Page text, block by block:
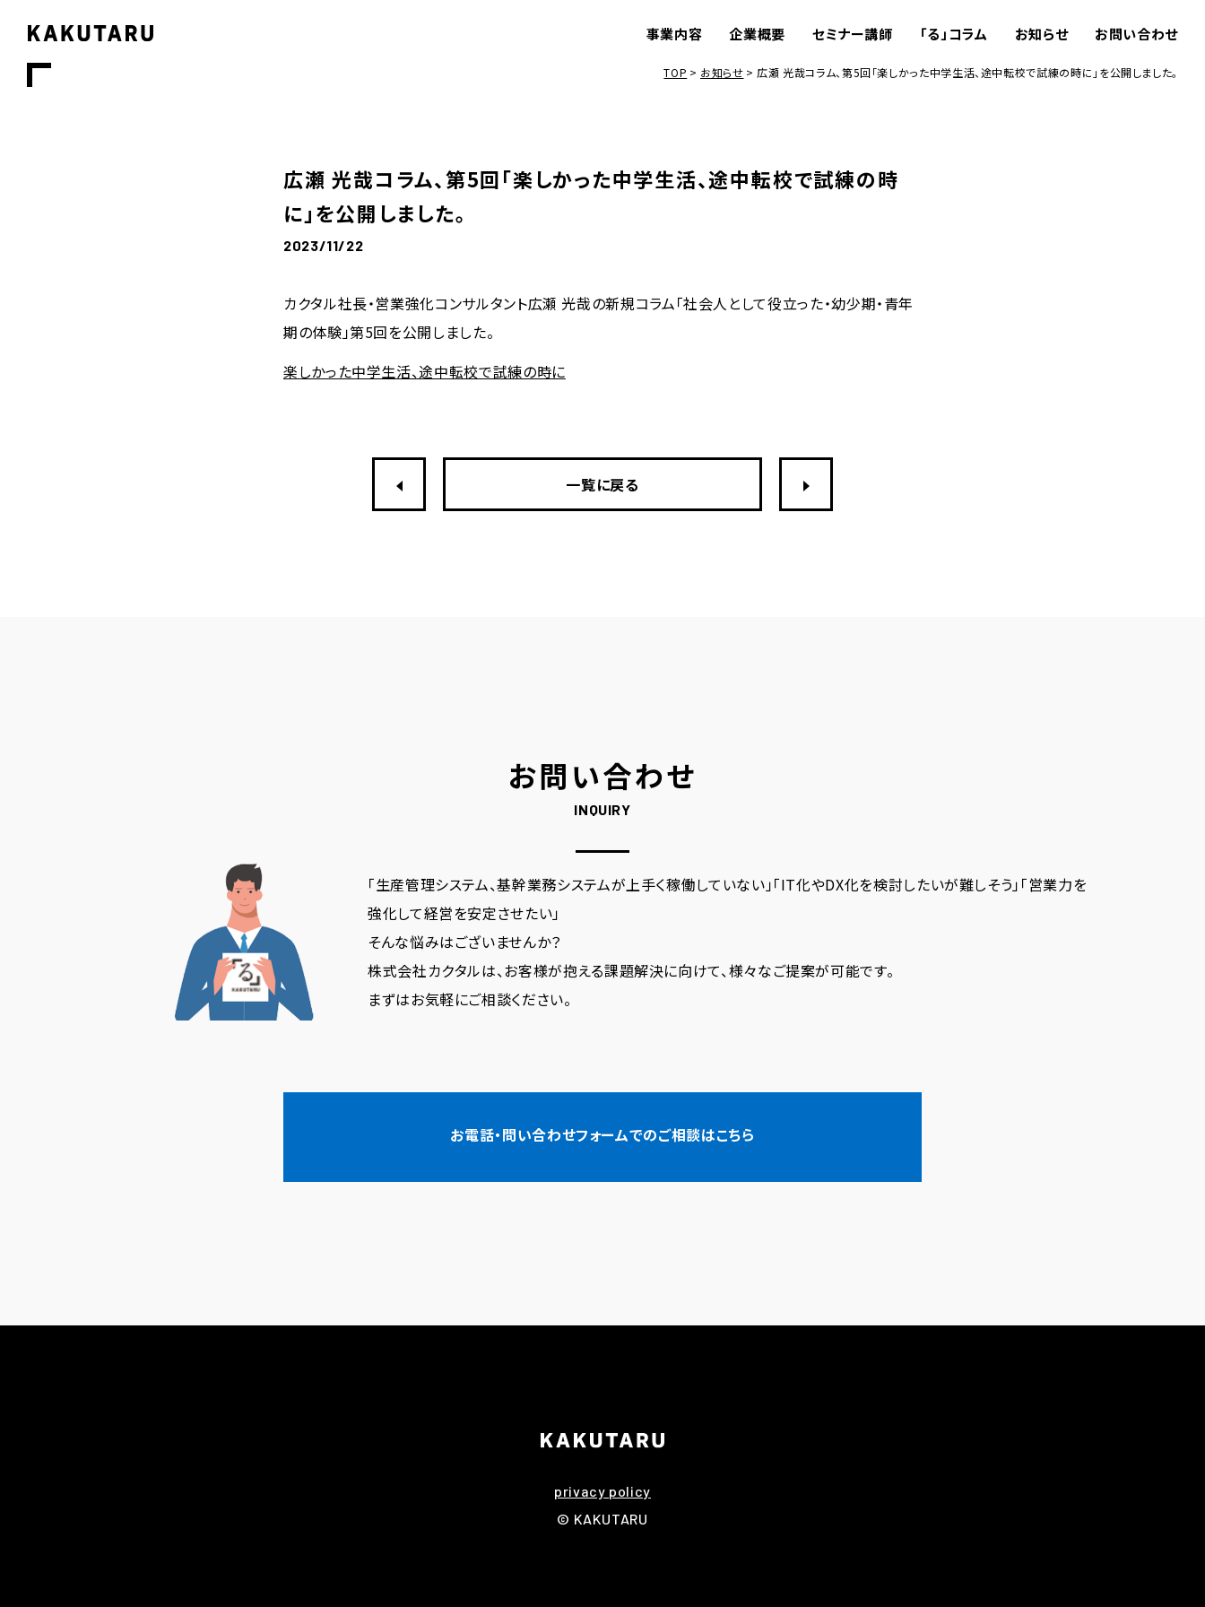
事業内容 企業概要 セミナー講師 「る」コラム お知らせ お問い合わせ
TOP お知らせ 広瀬 光哉コラム、第5回「楽しかった中学生活、途中転校で試練の時に」を公開しました。
広瀬 光哉コラム、第5回「楽しかった中学生活、途中転校で試練の時
に」を公開しました。
2023/11/22
カクタル社長・営業強化コンサルタント広瀬 光哉の新規コラム「社会人として役立った・幼少期・青年
期の体験」第5回を公開しました。
楽しかった中学生活、途中転校で試練の時に
一覧に戻る
お問い合わせ
INQUIRY
「生産管理システム、基幹業務システムが上手く稼働していない」「IT化やDX化を検討したいが難しそう」「営業力を
強化して経営を安定させたい」
そんな悩みはございませんか？
株式会社カクタルは、お客様が抱える課題解決に向けて、様々なご提案が可能です。
まずはお気軽にご相談ください。
お電話・問い合わせフォームでのご相談はこちら
privacy policy
© KAKUTARU